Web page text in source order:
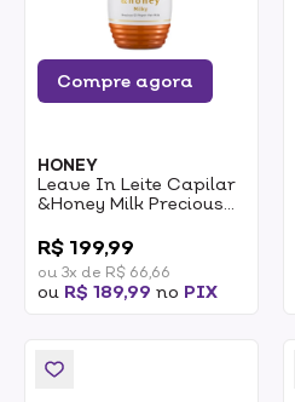
Compre agora
HONEY
Leave In Leite Capilar
&Honey Milk Precious
180g
R$ 199,99
ou 3x de R$ 66,66
ou R$ 189,99 no PIX